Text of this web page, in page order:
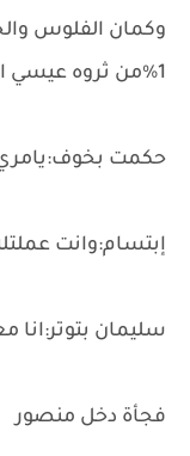
وكمان الفلوس
1%من ثروه عيسي الهواري ولا رجالته ولا هيبته
حكمت
إبتسام:وانت
سليمان
فجأة دخل منصور